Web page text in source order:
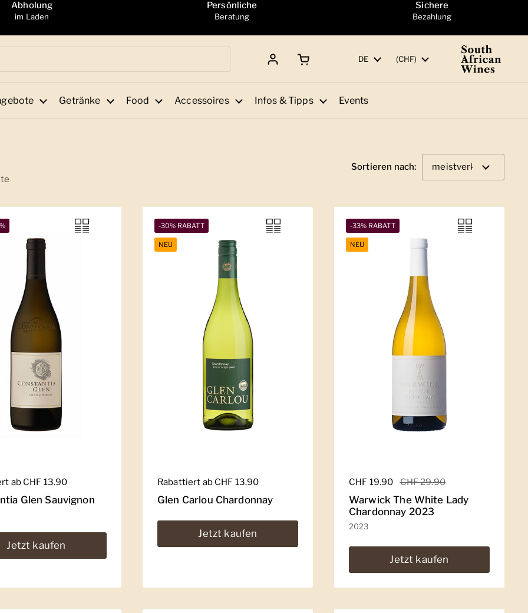
Abholung
im Laden
Persönliche
Beratung
Sichere
Bezahlung
Sprache
DE Land/Region
(CHF)
Getränke Food Accessoires Infos & Tipps Events
Sortieren nach:
Preis
ab CHF 13.90
Glen Sauvignon
Jetzt kaufen
Regulärer Preis
Rabattiert ab CHF 13.90
Glen Carlou Chardonnay
Jetzt kaufen
-30% RABATT
NEU
Regulärer Preis
CHF 19.90 Sale-Preis
CHF 29.90
Warwick The White Lady
Chardonnay 2023
2023
Jetzt kaufen
-33% RABATT
NEU